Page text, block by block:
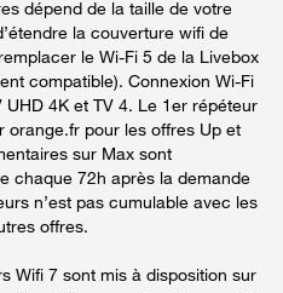
dépend de la taille de votre
la couverture wifi de
le Wi-Fi 5 de la Livebox
compatible). Connexion Wi-Fi
4K et TV 4. Le 1er répéteur
orange.fr pour les offres Up et
sur Max sont
chaque 72h après la demande
n’est pas cumulable avec les
offres.
Wifi 7 sont mis à disposition sur